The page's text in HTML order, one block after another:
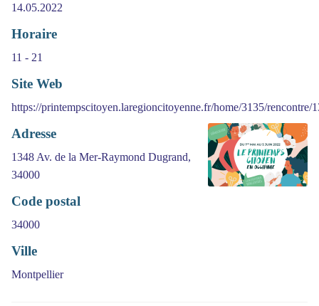
14.05.2022
Horaire
11 - 21
Site Web
https://printempscitoyen.laregioncitoyenne.fr/home/3135/rencontre/
Adresse
1348 Av. de la Mer-Raymond Dugrand,
34000
Code postal
34000
Ville
Montpellier